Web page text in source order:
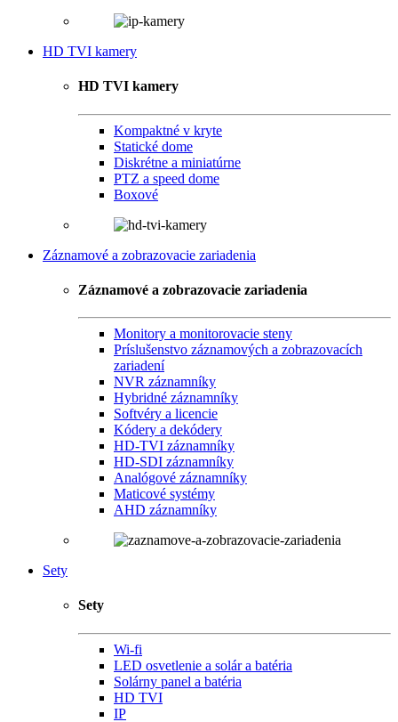
HD TVI kamery
HD TVI kamery
Kompaktné v kryte
Statické dome
Diskrétne a miniatúrne
PTZ a speed dome
Boxové
Záznamové a zobrazovacie zariadenia
Záznamové a zobrazovacie zariadenia
Monitory a monitorovacie steny
Príslušenstvo záznamových a zobrazovacích
zariadení
NVR záznamníky
Hybridné záznamníky
Softvéry a licencie
Kódery a dekódery
HD-TVI záznamníky
HD-SDI záznamníky
Analógové záznamníky
Maticové systémy
AHD záznamníky
Sety
Sety
Wi-fi
LED osvetlenie a solár a batéria
Solárny panel a batéria
HD TVI
IP